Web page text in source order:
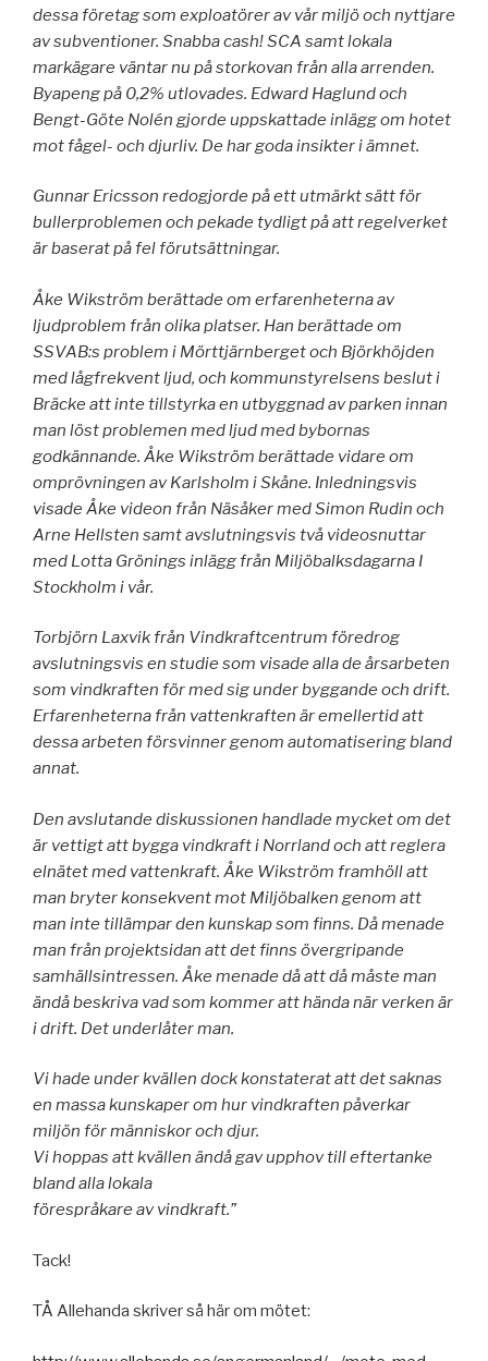
dessa företag som exploatörer av vår miljö och nyttjare
av subventioner. Snabba cash! SCA samt lokala
markägare väntar nu på storkovan från alla arrenden.
Byapeng på 0,2% utlovades. Edward Haglund och
Bengt-Göte Nolén gjorde uppskattade inlägg om hotet
mot fågel- och djurliv. De har goda insikter i ämnet.
Gunnar Ericsson redogjorde på ett utmärkt sätt för
bullerproblemen och pekade tydligt på att regelverket
är baserat på fel förutsättningar.
Åke Wikström berättade om erfarenheterna av
ljudproblem från olika platser. Han berättade om
SSVAB:s problem i Mörttjärnberget och Björkhöjden
med lågfrekvent ljud, och kommunstyrelsens beslut i
Bräcke att inte tillstyrka en utbyggnad av parken innan
man löst problemen med ljud med bybornas
godkännande. Åke Wikström berättade vidare om
omprövningen av Karlsholm i Skåne. Inledningsvis
visade Åke videon från Näsåker med Simon Rudin och
Arne Hellsten samt avslutningsvis två videosnuttar
med Lotta Grönings inlägg från Miljöbalksdagarna I
Stockholm i vår.
Torbjörn Laxvik från Vindkraftcentrum föredrog
avslutningsvis en studie som visade alla de årsarbeten
som vindkraften för med sig under byggande och drift.
Erfarenheterna från vattenkraften är emellertid att
dessa arbeten försvinner genom automatisering bland
annat.
Den avslutande diskussionen handlade mycket om det
är vettigt att bygga vindkraft i Norrland och att reglera
elnätet med vattenkraft. Åke Wikström framhöll att
man bryter konsekvent mot Miljöbalken genom att
man inte tillämpar den kunskap som finns. Då menade
man från projektsidan att det finns övergripande
samhällsintressen. Åke menade då att då måste man
ändå beskriva vad som kommer att hända när verken är
i drift. Det underlåter man.
Vi hade under kvällen dock konstaterat att det saknas
en massa kunskaper om hur vindkraften påverkar
miljön för människor och djur.
Vi hoppas att kvällen ändå gav upphov till eftertanke
bland alla lokala
förespråkare av vindkraft.”
Tack!
TÅ Allehanda skriver så här om mötet: